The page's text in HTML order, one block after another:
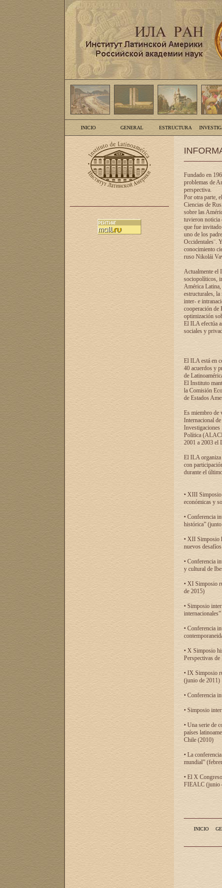
INICIO GENERAL ESTRUCTURA
Fundado en
problemas de
perspectiva.
Por otra parte,
Ciencias de
sobre las
tuvieron noticia
que fue
uno de los
Occidentales¨.
conocimiento
ruso Nikolái
Actualmente el
sociopolíticos,
América Latina,
estructurales,
inter- e
cooperación de
optimización
El ILA efectúa
sociales y
El ILA está en
40 acuerdos y
de
El Instituto
la Comisión
de Estados
Es miembro de
Internacional
Investigaciones
Política
2001 a 2003 el
El ILA organiza
con
durante el
• XIII Simposio
económicas y
• Conferencia
histórica”
• XII Simposio
nuevos
• Conferencia
y cultural de
• XI Simposio
de 2015)
• Simposio
• Conferencia
• X Simposio
Perspectivas
• IX Simposio
(junio de 2011)
• Conferencia
• Simposio
• Una serie de
países
Chile (2010)
• La
mundial”
• El X
FIEALC (junio
INICIO